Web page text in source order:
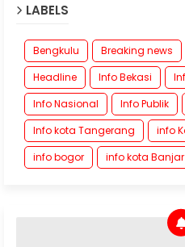
LABELS
Bengkulu Breaking news
Headline
Info Bekasi
Info Nasional
Info Publik
Info kota Tangerang
info
info bogor
info kota Banjar